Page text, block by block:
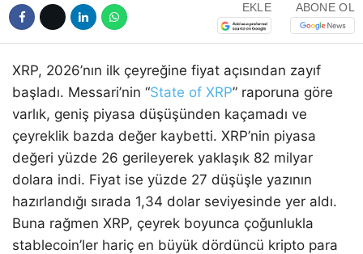
EKLE ABONE OL
XRP, 2026’nın ilk çeyreğine fiyat açısından zayıf
başladı. Messari’nin “State of XRP” raporuna göre
varlık, geniş piyasa düşüşünden kaçamadı ve
çeyreklik bazda değer kaybetti. XRP’nin piyasa
değeri yüzde 26 gerileyerek yaklaşık 82 milyar
dolara indi. Fiyat ise yüzde 27 düşüşle yazının
hazırlandığı sırada 1,34 dolar seviyesinde yer aldı.
Buna rağmen XRP, çeyrek boyunca çoğunlukla
stablecoin’ler hariç en büyük dördüncü kripto para